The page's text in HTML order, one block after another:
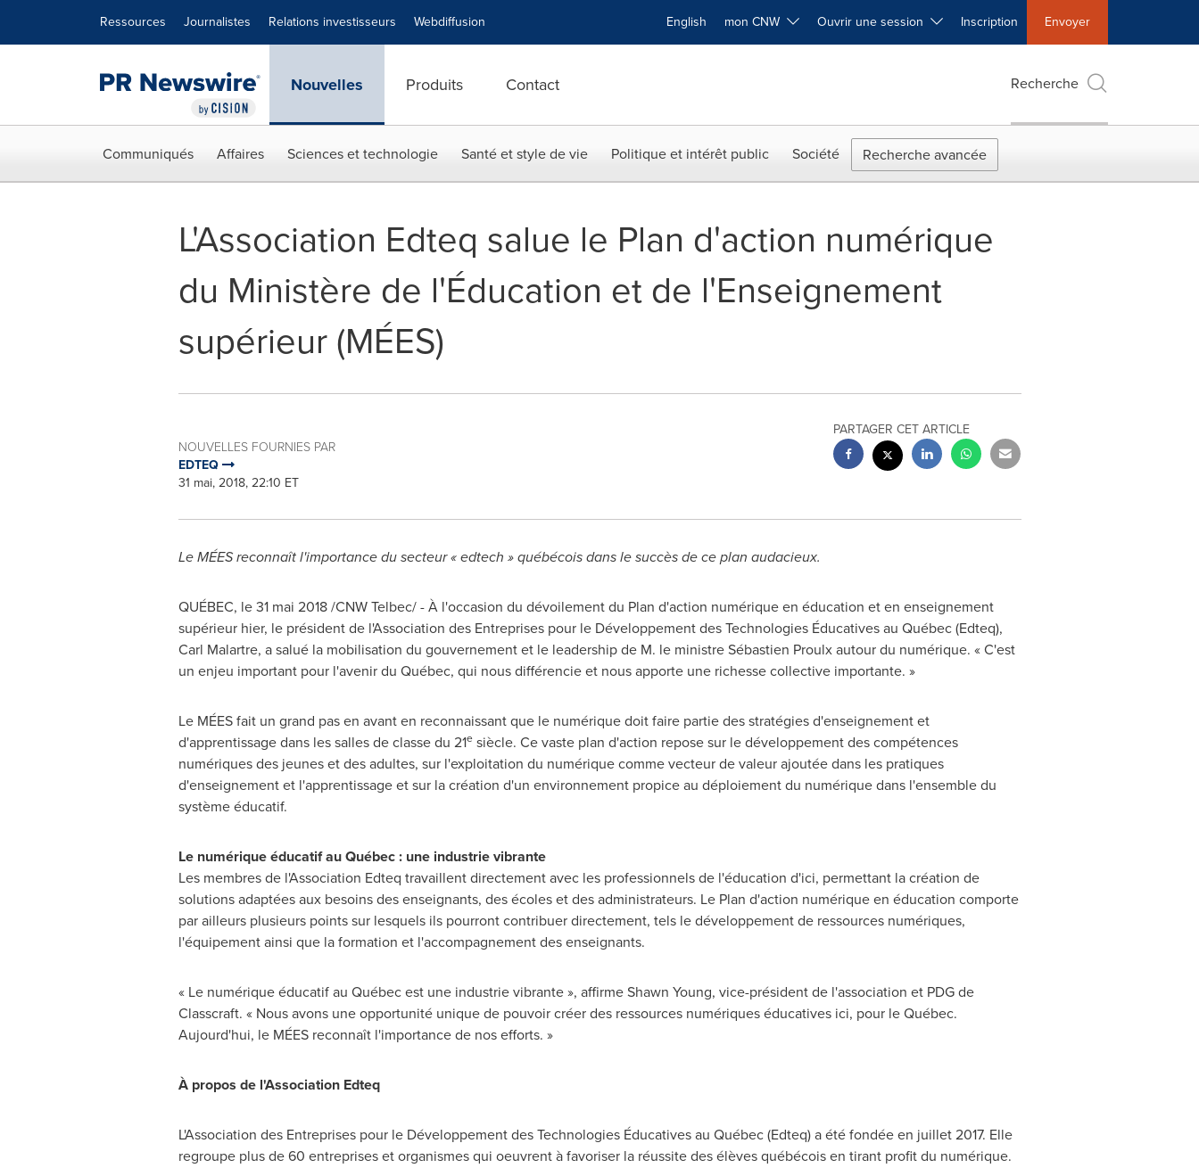
Ressources Journalistes Relations investisseurs Webdiffusion English mon CNW Ouvrir une session Inscription Envoyer
Nouvelles Produits Contact Recherche
Communiqués Affaires Sciences et technologie Santé et style de vie Politique et intérêt public Société Recherche avancée
L'Association Edteq salue le Plan d'action numérique
du Ministère de l'Éducation et de l'Enseignement
supérieur (MÉES)
NOUVELLES FOURNIES PAR
EDTEQ
31 mai, 2018, 22:10 ET
PARTAGER CET ARTICLE
Le MÉES reconnaît l'importance du secteur « edtech » québécois dans le succès de ce plan audacieux.
QUÉBEC, le 31 mai 2018 /CNW Telbec/ - À l'occasion du dévoilement du Plan d'action numérique en éducation et en enseignement
supérieur hier, le président de l'Association des Entreprises pour le Développement des Technologies Éducatives au Québec (Edteq),
Carl Malartre, a salué la mobilisation du gouvernement et le leadership de M. le ministre Sébastien Proulx autour du numérique. « C'est
un enjeu important pour l'avenir du Québec, qui nous différencie et nous apporte une richesse collective importante. »
Le MÉES fait un grand pas en avant en reconnaissant que le numérique doit faire partie des stratégies d'enseignement et
d'apprentissage dans les salles de classe du 21esiècle. Ce vaste plan d'action repose sur le développement des compétences
numériques des jeunes et des adultes, sur l'exploitation du numérique comme vecteur de valeur ajoutée dans les pratiques
d'enseignement et l'apprentissage et sur la création d'un environnement propice au déploiement du numérique dans l'ensemble du
système éducatif.
Le numérique éducatif au Québec : une industrie vibrante
Les membres de l'Association Edteq travaillent directement avec les professionnels de l'éducation d'ici, permettant la création de
solutions adaptées aux besoins des enseignants, des écoles et des administrateurs. Le Plan d'action numérique en éducation comporte
par ailleurs plusieurs points sur lesquels ils pourront contribuer directement, tels le développement de ressources numériques,
l'équipement ainsi que la formation et l'accompagnement des enseignants.
« Le numérique éducatif au Québec est une industrie vibrante », affirmeShawn Young, vice-président de l'association et PDG de
Classcraft. « Nous avons une opportunité unique de pouvoir créer des ressources numériques éducatives ici, pour le Québec.
Aujourd'hui, le MÉES reconnaît l'importance de nos efforts. »
À propos de l'Association Edteq
L'Association des Entreprises pour le Développement des Technologies Éducatives au Québec (Edteq) a été fondée en juillet 2017. Elle
regroupe plus de 60 entreprises et organismes qui oeuvrent à favoriser la réussite des élèves québécois en tirant profit du numérique.